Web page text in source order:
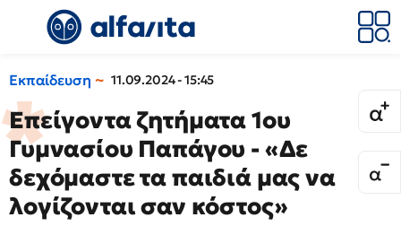
Εκπαίδευση 11.09.2024 - 15:45
Επείγοντα ζητήματα 1ου
Γυμνασίου Παπάγου - «Δε
δεχόμαστε τα παιδιά μας να
λογίζονται σαν κόστος»